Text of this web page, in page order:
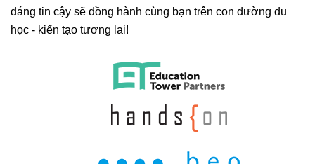
đáng tin cậy sẽ đồng hành cùng bạn trên con đường du
học - kiến tạo tương lai!